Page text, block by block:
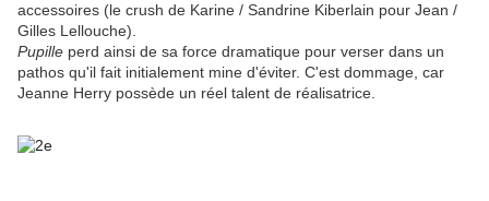
accessoires (le crush de Karine / Sandrine Kiberlain pour Jean /
Gilles Lellouche).
Pupille perd ainsi de sa force dramatique pour verser dans un
pathos qu'il fait initialement mine d'éviter. C'est dommage, car
Jeanne Herry possède un réel talent de réalisatrice.